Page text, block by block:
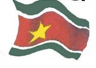
dans
plus
grande
des
que
se
sont